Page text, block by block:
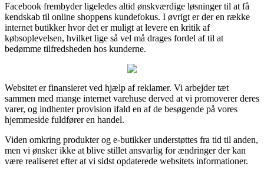
Facebook frembyder ligeledes altid ønskværdige løsninger til at få
kendskab til online shoppens kundefokus. I øvrigt er der en række
internet butikker hvor det er muligt at levere en kritik af
købsoplevelsen, hvilket lige så vel må drages fordel af til at
bedømme tilfredsheden hos kunderne.
Websitet er finansieret ved hjælp af reklamer. Vi arbejder tæt
sammen med mange internet varehuse derved at vi promoverer deres
varer, og indhenter provision ifald en af de besøgende på vores
hjemmeside fuldfører en handel.
Viden omkring produkter og e-butikker understøttes fra tid til anden,
men vi ønsker ikke at blive stillet ansvarlig for ændringer der kan
være realiseret efter at vi sidst opdaterede websitets informationer.